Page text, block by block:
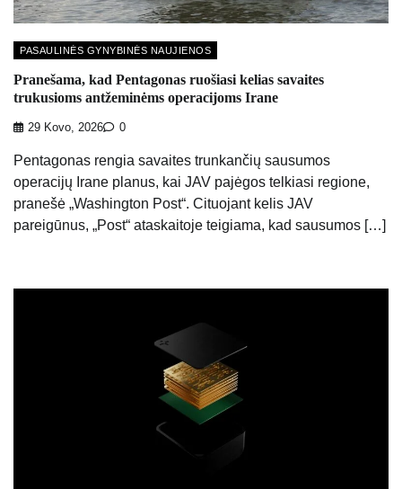
PASAULINĖS GYNYBINĖS NAUJIENOS
Pranešama, kad Pentagonas ruošiasi kelias savaites
trukusioms antžeminėms operacijoms Irane
29 Kovo, 2026 0
Pentagonas rengia savaites trunkančių sausumos
operacijų Irane planus, kai JAV pajėgos telkiasi regione,
pranešė „Washington Post“. Cituojant kelis JAV
pareigūnus, „Post“ ataskaitoje teigiama, kad sausumos […]